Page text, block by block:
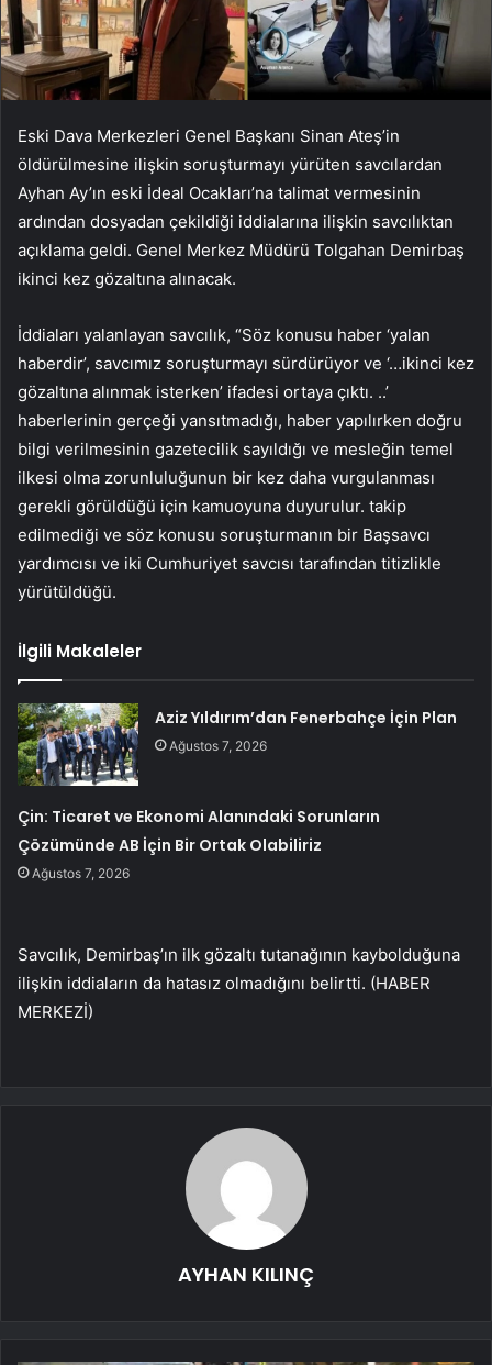
Eski Dava Merkezleri Genel Başkanı Sinan Ateş’in
öldürülmesine ilişkin soruşturmayı yürüten savcılardan
Ayhan Ay’ın eski İdeal Ocakları’na talimat vermesinin
ardından dosyadan çekildiği iddialarına ilişkin savcılıktan
açıklama geldi. Genel Merkez Müdürü Tolgahan Demirbaş
ikinci kez gözaltına alınacak.
İddiaları yalanlayan savcılık, “Söz konusu haber ‘yalan
haberdir’, savcımız soruşturmayı sürdürüyor ve ‘…ikinci kez
gözaltına alınmak isterken’ ifadesi ortaya çıktı. ..’
haberlerinin gerçeği yansıtmadığı, haber yapılırken doğru
bilgi verilmesinin gazetecilik sayıldığı ve mesleğin temel
ilkesi olma zorunluluğunun bir kez daha vurgulanması
gerekli görüldüğü için kamuoyuna duyurulur. takip
edilmediği ve söz konusu soruşturmanın bir Başsavcı
yardımcısı ve iki Cumhuriyet savcısı tarafından titizlikle
yürütüldüğü.
İlgili Makaleler
Aziz Yıldırım’dan Fenerbahçe İçin Plan
Ağustos 7, 2026
Çin: Ticaret ve Ekonomi Alanındaki Sorunların
Çözümünde AB İçin Bir Ortak Olabiliriz
Ağustos 7, 2026
Savcılık, Demirbaş’ın ilk gözaltı tutanağının kaybolduğuna
ilişkin iddiaların da hatasız olmadığını belirtti. (HABER
MERKEZİ)
AYHAN KILINÇ